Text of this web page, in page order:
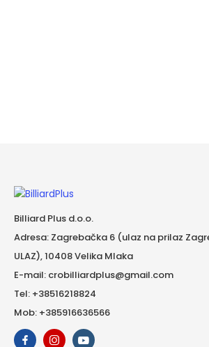
Billiard Plus d.o.o.
Adresa: Zagrebačka 6 (ulaz na prilaz
ULAZ), 10408 Velika Mlaka
E-mail: crobilliardplus@gmail.com
Tel: +38516218824
Mob: +385916636566